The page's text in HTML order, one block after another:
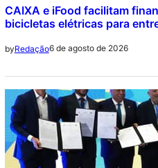
CAIXA e iFood facilitam
bicicletas elétricas para
byRedação6 de agosto de 2026